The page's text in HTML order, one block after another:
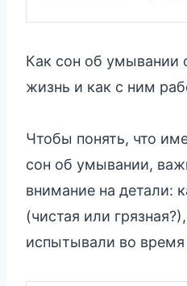
Как сон об умывании
жизнь и как с ним
Чтобы понять, что
сон об умывании,
внимание на детали:
(чистая или
испытывали во время